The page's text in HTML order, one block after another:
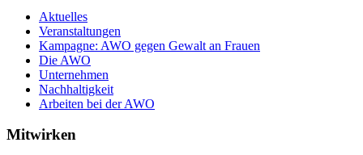
Aktuelles
Veranstaltungen
Kampagne: AWO gegen Gewalt an Frauen
Die AWO
Unternehmen
Nachhaltigkeit
Arbeiten bei der AWO
Mitwirken